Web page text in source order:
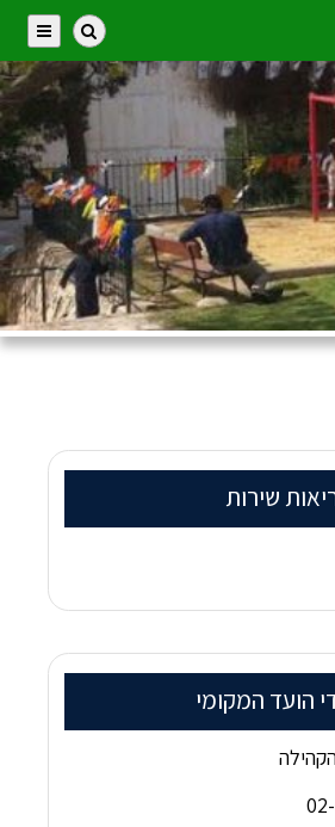
שירות
הועד המקומי